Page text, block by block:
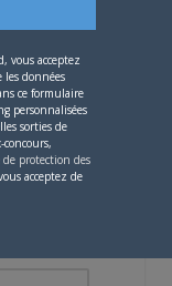
un
vous acceptez
les données
ce formulaire
personnalisées
sorties de
protection des
acceptez de